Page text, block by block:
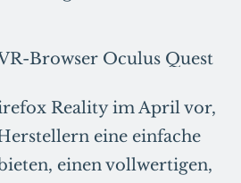
Reality im April vor,
eine einfache
einen vollwertigen,